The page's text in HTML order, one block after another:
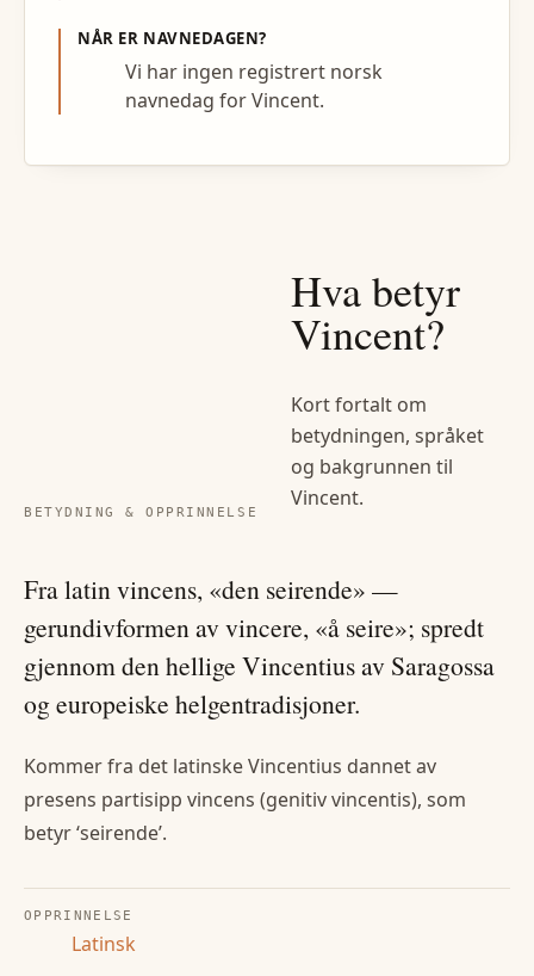
NÅR ER NAVNEDAGEN?
Vi har ingen registrert norsk
navnedag for Vincent.
BETYDNING & OPPRINNELSE
Hva betyr
Vincent?
Kort fortalt om
betydningen, språket
og bakgrunnen til
Vincent.
Fra latin vincens, «den seirende» —
gerundivformen av vincere, «å seire»; spredt
gjennom den hellige Vincentius av Saragossa
og europeiske helgentradisjoner.
Kommer fra det latinske Vincentius dannet av
presens partisipp vincens (genitiv vincentis), som
betyr ‘seirende’.
OPPRINNELSE
Latinsk